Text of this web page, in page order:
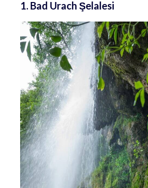
1. Bad Urach Şelalesi